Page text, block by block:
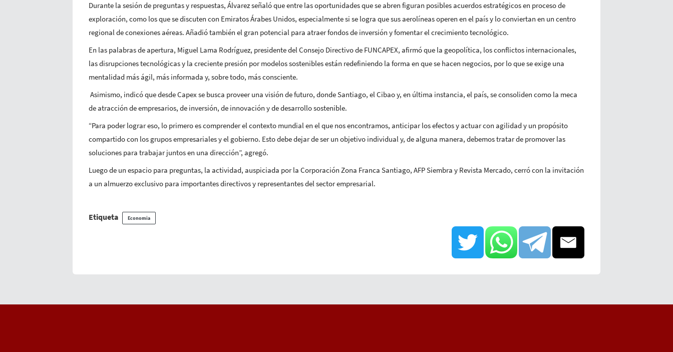
Durante la sesión de preguntas y respuestas, Álvarez señaló que entre las oportunidades que se abren figuran posibles acuerdos estratégicos en proceso de
exploración, como los que se discuten con Emiratos Árabes Unidos, especialmente si se logra que sus aerolíneas operen en el país y lo conviertan en un centro
regional de conexiones aéreas. Añadió también el gran potencial para atraer fondos de inversión y fomentar el crecimiento tecnológico.
En las palabras de apertura, Miguel Lama Rodríguez, presidente del Consejo Directivo de FUNCAPEX, afirmó que la geopolítica, los conflictos internacionales,
las disrupciones tecnológicas y la creciente presión por modelos sostenibles están redefiniendo la forma en que se hacen negocios, por lo que se exige una
mentalidad más ágil, más informada y, sobre todo, más consciente.
Asimismo, indicó que desde Capex se busca proveer una visión de futuro, donde Santiago, el Cibao y, en última instancia, el país, se consoliden como la meca
de atracción de empresarios, de inversión, de innovación y de desarrollo sostenible.
“Para poder lograr eso, lo primero es comprender el contexto mundial en el que nos encontramos, anticipar los efectos y actuar con agilidad y un propósito
compartido con los grupos empresariales y el gobierno. Esto debe dejar de ser un objetivo individual y, de alguna manera, debemos tratar de promover las
soluciones para trabajar juntos en una dirección”, agregó.
Luego de un espacio para preguntas, la actividad, auspiciada por la Corporación Zona Franca Santiago, AFP Siembra y Revista Mercado, cerró con la invitación
a un almuerzo exclusivo para importantes directivos y representantes del sector empresarial.
Etiqueta Economia